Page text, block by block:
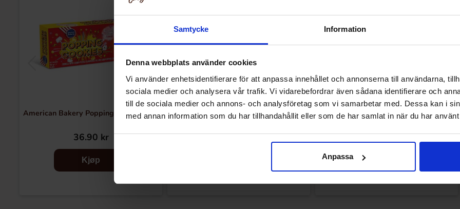
Samtycke Information
Denna webbplats använder cookies
Vi använder enhetsidentifierare för att anpassa innehållet och annonserna till användarna,
sociala medier och analysera vår trafik. Vi vidarebefordrar även sådana identifierare och
till de sociala medier och annons- och analysföretag som vi samarbetar med. Dessa kan i
med annan information som du har tillhandahållit eller som de har samlat in när du har
Anpassa
American Bakery Popping Cookies 96g
36.90 kr
Kjøp
American Bakery Disco Cookies 96g
36.90 kr
I Mei French Cookies Strawberry Flavor
79.90 kr